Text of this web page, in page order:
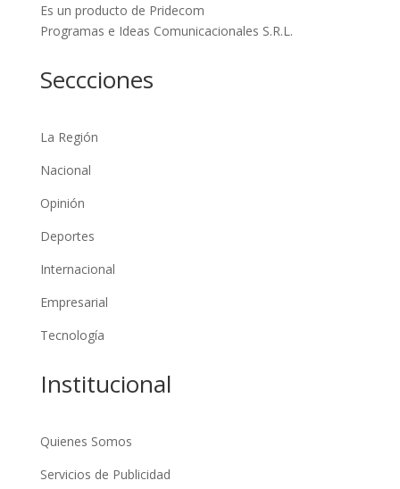
Es un producto de Pridecom
Programas e Ideas Comunicacionales S.R.L.
Seccciones
La Región
Nacional
Opinión
Deportes
Internacional
Empresarial
Tecnología
Institucional
Quienes Somos
Servicios de Publicidad